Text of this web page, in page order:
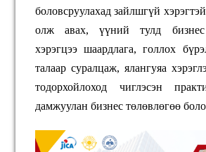
боловсруулахад зайлшгүй
олж авах, үүний тулд бизнес
хэрэгцээ шаардлага,голлох
талаар суралцаж, ялангуяа
тодорхойлоход чиглэсэн
дамжуулан бизнес төлөвлөгөө